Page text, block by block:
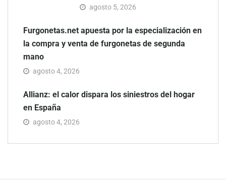
agosto 5, 2026
Furgonetas.net apuesta por la especialización en
la compra y venta de furgonetas de segunda
mano
agosto 4, 2026
Allianz: el calor dispara los siniestros del hogar
en España
agosto 4, 2026